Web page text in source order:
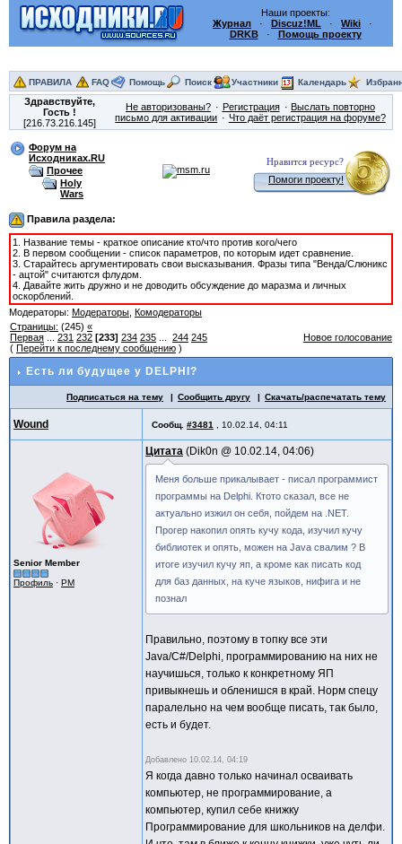
Наши проекты:
Журнал · Discuz!ML · Wiki ·
DRKB· Помощь проекту
ПРАВИЛА FAQ Помощь Поиск Участники Календарь
Здравствуйте,
Гость!
[216.73.216.145]
Не авторизованы? Регистрация
Выслать повторно
письмо для активации
Что даёт регистрация на форуме?
Форум на
Исходниках.RU
Прочее
Holy
Wars
Нравится ресурс?
Помоги проекту!
Правила раздела:
1. Название темы - краткое описание кто/что против кого/чего
2. В первом сообщении - список параметров, по которым идет сравнение.
3. Старайтесь аргументировать свои высказывания. Фразы типа "Венда/Слюникс
- ацтой" считаются флудом.
4. Давайте жить дружно и не доводить обсуждение до маразма и личных
оскорблений.
Модераторы: Модераторы Комодераторы
Страницы: (245) «
Первая
231 232 [233] 234 235 244 245
( Перейти к последнему сообщению )
Новое голосование
Есть ли будущее у DELPHI?
Подписаться на тему Сообщить другу Скачать/распечатать тему
Wound Сообщ. #3481 10.02.14, 04:11
Senior Member
Профиль · PM
Цитата Dik0n @ 10.02.14, 04:06
Меня больше прикалывает - писал программист
программы на Delphi. Ктото сказал, все не
актуально изжил он себя, пойдем на .NET.
Прогер накопил опять кучу кода, изучил кучу
библиотек и опять, можен на Java свалим ? В
итоге изучил кучу яп, а кроме как писать код
для баз данных, на куче языков, нифига и не
познал
Правильно, поэтому в топку все эти
Java/C#/Delphi, программированию на них не
научишься, только к конкретному ЯП
привыкнешь и обленишся в край. Норм спецу
паралельно на чем вообще писать, так было,
есть и будет.
Добавлено 10.02.14, 04:19
Я когда давно только начинал осваивать
компьютер, не программирование, а
компьютер, купил себе книжку
Программирование для школьников на делфи.